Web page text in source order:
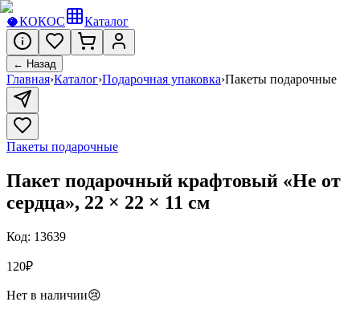
🥥КОКОС Каталог
← Назад
Главная›Каталог›Подарочная упаковка›Пакеты подарочные
Пакеты подарочные
Пакет подарочный крафтовый «Не от
сердца», 22 × 22 × 11 см
Код: 13639
120₽
Нет в наличии😢